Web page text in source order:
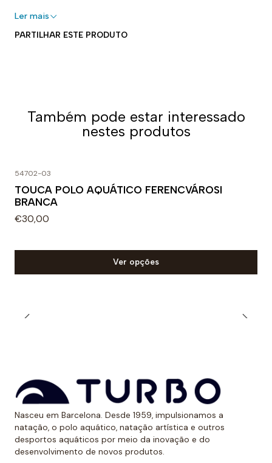
Touca de polo aquático turbo
uso.
acústica perfeita que favorece a comunicação com os
membros da equipe durante a prática de polo
resistentes
As toucas de polo aquático turbo utilizam os
garantem resistência absoluta.
Também levamos em conta que o polo aquático é um
desporto de contato e constante agarrar e puxar. É
por isso que todas as nossas toucas de polo
aquático são feitas com costura dupla reforçada para
Ler mais
PARTILHAR ESTE PRODUTO
Também pode estar interessado
nestes produtos
54702-03
TOUCA POLO AQUÁTICO FERENCVÁROSI
BRANCA
€30,00
Ver opções
Nasceu em Barcelona. Desde 1959, impulsionamos a
natação, o polo aquático, natação artística e outros
desportos aquáticos por meio da inovação e do
desenvolvimento de novos produtos.